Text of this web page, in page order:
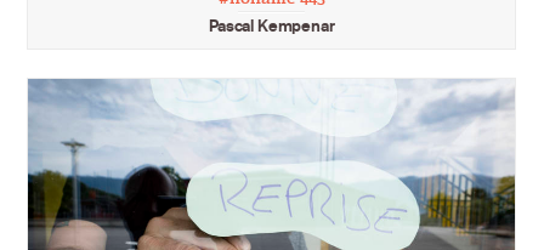
Pascal Kempenar